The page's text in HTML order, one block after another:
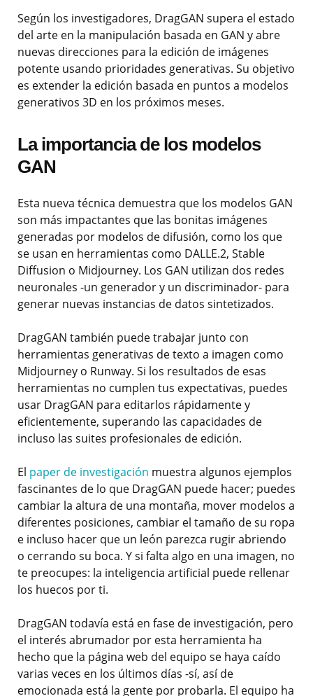
Según los investigadores, DragGAN supera el estado
del arte en la manipulación basada en GAN y abre
nuevas direcciones para la edición de imágenes
potente usando prioridades generativas. Su objetivo
es extender la edición basada en puntos a modelos
generativos 3D en los próximos meses.
La importancia de los modelos
GAN
Esta nueva técnica demuestra que los modelos GAN
son más impactantes que las bonitas imágenes
generadas por modelos de difusión, como los que
se usan en herramientas como DALLE.2, Stable
Diffusion o Midjourney. Los GAN utilizan dos redes
neuronales -un generador y un discriminador- para
generar nuevas instancias de datos sintetizados.
DragGAN también puede trabajar junto con
herramientas generativas de texto a imagen como
Midjourney o Runway. Si los resultados de esas
herramientas no cumplen tus expectativas, puedes
usar DragGAN para editarlos rápidamente y
eficientemente, superando las capacidades de
incluso las suites profesionales de edición.
El paper de investigación muestra algunos ejemplos
fascinantes de lo que DragGAN puede hacer; puedes
cambiar la altura de una montaña, mover modelos a
diferentes posiciones, cambiar el tamaño de su ropa
e incluso hacer que un león parezca rugir abriendo
o cerrando su boca. Y si falta algo en una imagen, no
te preocupes: la inteligencia artificial puede rellenar
los huecos por ti.
DragGAN todavía está en fase de investigación, pero
el interés abrumador por esta herramienta ha
hecho que la página web del equipo se haya caído
varias veces en los últimos días -sí, así de
emocionada está la gente por probarla. El equipo ha